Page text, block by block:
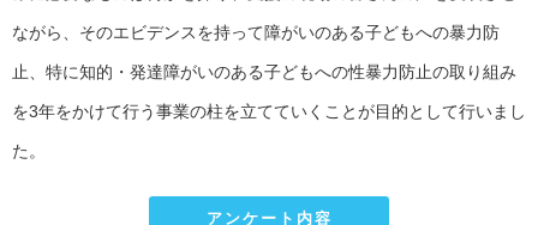
ながら、そのエビデンスを持って障がいのある子どもへの暴力防
止、特に知的・発達障がいのある子どもへの性暴力防止の取り組み
を3年をかけて行う事業の柱を立てていくことが目的として行いまし
た。
アンケート内容